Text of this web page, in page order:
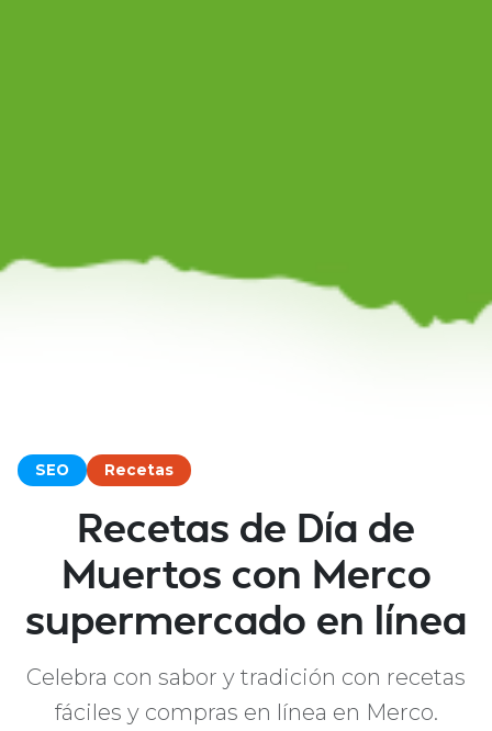
SEO Recetas
Recetas de Día de
Muertos con Merco
supermercado en línea
Celebra con sabor y tradición con recetas
fáciles y compras en línea en Merco.